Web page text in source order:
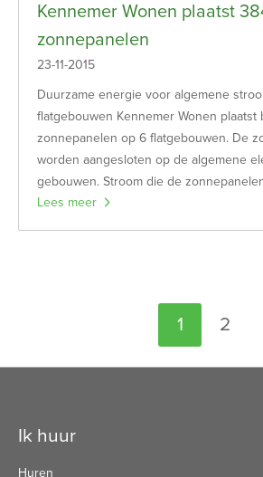
Kennemer Wonen plaatst
zonnepanelen
23-11-2015
Duurzame energie voor algemene
flatgebouwen Kennemer Wonen
zonnepanelen op 6 flatgebouwen. De
worden aangesloten op de algemene
gebouwen. Stroom die de
Lees meer
Selecteer een pagina
1 2
Contactinformatie
Ik huur
Huren